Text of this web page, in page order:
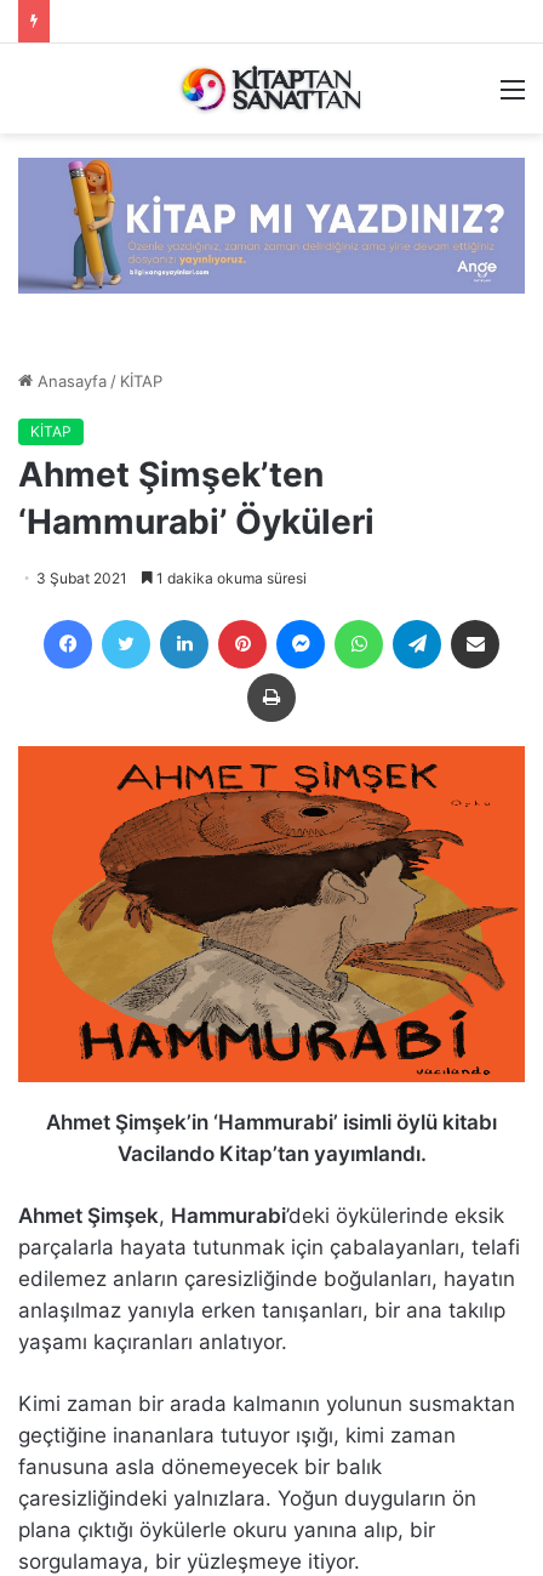
Anasayfa / KİTAP
KİTAP
Ahmet Şimşek’ten
‘Hammurabi’ Öyküleri
3 Şubat 2021 1 dakika okuma süresi
FacebookTwitter LinkedIn Pinterest MessengerWhatsAppTelegram
Yazdır
Ahmet Şimşek’in ‘Hammurabi’ isimli öylü kitabı
Vacilando Kitap’tan yayımlandı.
Ahmet Şimşek, Hammurabi’deki öykülerinde eksik
parçalarla hayata tutunmak için çabalayanları, telafi
edilemez anların çaresizliğinde boğulanları, hayatın
anlaşılmaz yanıyla erken tanışanları, bir ana takılıp
yaşamı kaçıranları anlatıyor.
Kimi zaman bir arada kalmanın yolunun susmaktan
geçtiğine inananlara tutuyor ışığı, kimi zaman
fanusuna asla dönemeyecek bir balık
çaresizliğindeki yalnızlara. Yoğun duyguların ön
plana çıktığı öykülerle okuru yanına alıp, bir
sorgulamaya, bir yüzleşmeye itiyor.